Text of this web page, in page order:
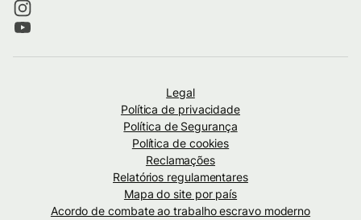
Legal
Política de privacidade
Política de Segurança
Política de cookies
Reclamações
Relatórios regulamentares
Mapa do site por país
Acordo de combate ao trabalho escravo moderno